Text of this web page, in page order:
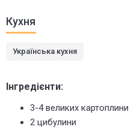
Кухня
Українська кухня
Інгредієнти:
3-4 великих картоплини
2 цибулини